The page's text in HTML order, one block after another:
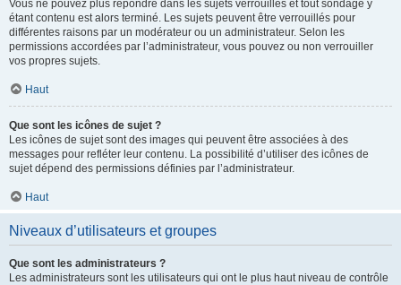
Vous ne pouvez plus répondre dans les sujets verrouillés et tout sondage y
étant contenu est alors terminé. Les sujets peuvent être verrouillés pour
différentes raisons par un modérateur ou un administrateur. Selon les
permissions accordées par l’administrateur, vous pouvez ou non verrouiller
vos propres sujets.
Haut
Que sont les icônes de sujet ?
Les icônes de sujet sont des images qui peuvent être associées à des
messages pour refléter leur contenu. La possibilité d’utiliser des icônes de
sujet dépend des permissions définies par l’administrateur.
Haut
Niveaux d’utilisateurs et groupes
Que sont les administrateurs ?
Les administrateurs sont les utilisateurs qui ont le plus haut niveau de contrôle